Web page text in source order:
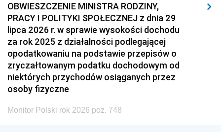
OBWIESZCZENIE MINISTRA RODZINY,
PRACY I POLITYKI SPOŁECZNEJ z dnia 29
lipca 2026 r. w sprawie wysokości dochodu
za rok 2025 z działalności podlegającej
opodatkowaniu na podstawie przepisów o
zryczałtowanym podatku dochodowym od
niektórych przychodów osiąganych przez
osoby fizyczne
Monitor Polski rok 2026 poz. 748